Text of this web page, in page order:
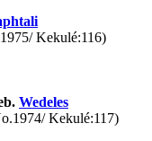
Kekulé:116)
Wedeles
Kekulé:117)